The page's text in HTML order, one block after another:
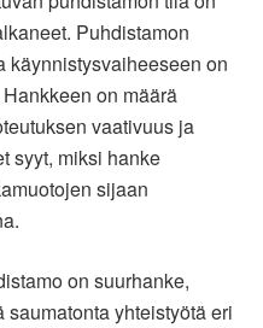
Puhdistamon
käynnistysvaiheeseen on
on määrä
vaativuus ja
syyt, miksi hanke
sijaan
on suurhanke,
yhteistyötä eri